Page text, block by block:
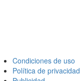
Condiciones de uso
Política de privacidad